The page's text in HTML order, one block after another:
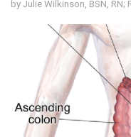
by Julie Wilkinson, BSN, RN;